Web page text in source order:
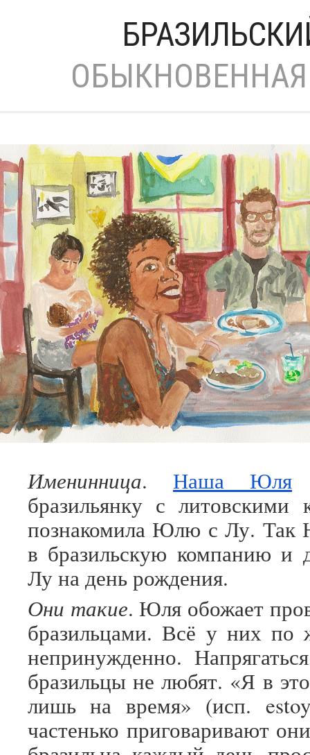
Именинница. Наша Юля
бразильянку с литовскими
познакомила Юлю с Лу. Так
в бразильскую компанию и
Лу на день рождения.
Они такие. Юля обожает
бразильцами. Всё у них по
непринужденно.
бразильцы не любят. «Я в
лишь на время» (исп.
частенько приговаривают